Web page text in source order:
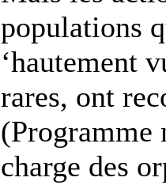
populations
‘hautement
rares, ont
(Programme
charge des